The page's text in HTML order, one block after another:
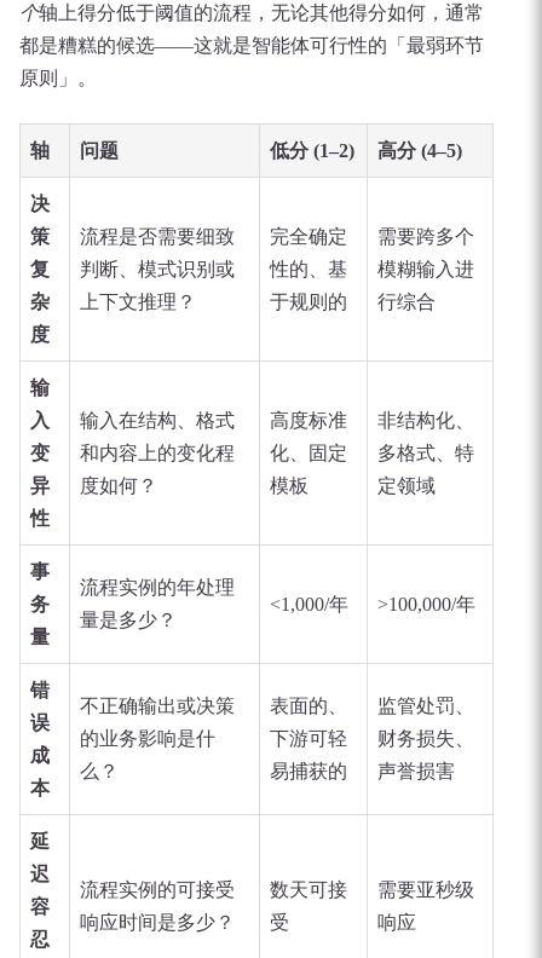
个轴上得分低于阈值的流程，无论其他得分如何，通常
都是糟糕的候选——这就是智能体可行性的「最弱环节
原则」。
轴 问题 低分 (1–2) 高分 (4–5)
决
策
复
杂
度
流程是否需要细致
判断、模式识别或
上下文推理？
完全确定
性的、基
于规则的
需要跨多个
模糊输入进
行综合
输
入
变
异
性
输入在结构、格式
和内容上的变化程
度如何？
高度标准
化、固定
模板
非结构化、
多格式、特
定领域
事
务
量
流程实例的年处理
量是多少？
<1,000/年 >100,000/年
错
误
成
本
不正确输出或决策
的业务影响是什
么？
表面的、
下游可轻
易捕获的
监管处罚、
财务损失、
声誉损害
延
迟
容
忍
流程实例的可接受
响应时间是多少？
数天可接
受
需要亚秒级
响应